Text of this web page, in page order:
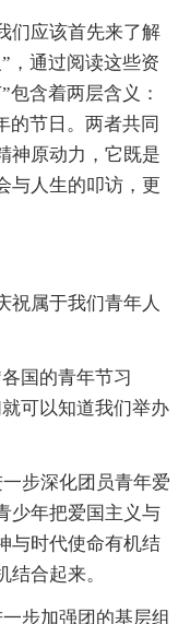
们应该首先来了解
，通过阅读这些资
包含着两层含义：
的节日。两者共同
神原动力，它既是
与人生的叩访，更
祝属于我们青年人
国的青年节习
可以知道我们举办
步深化团员青年爱
少年把爱国主义与
与时代使命有机结
合起来。
步加强团的基层组